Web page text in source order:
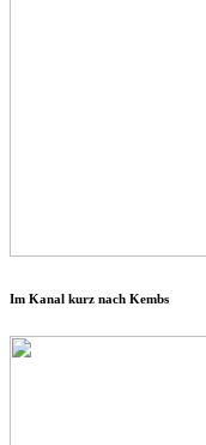
Im Kanal kurz nach Kembs